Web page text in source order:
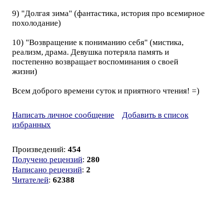
9) "Долгая зима" (фантастика, история про всемирное
похолодание)
10) "Возвращение к пониманию себя" (мистика,
реализм, драма. Девушка потеряла память и
постепенно возвращает воспоминания о своей
жизни)
Всем доброго времени суток и приятного чтения! =)
Написать личное сообщение
Добавить в список
избранных
Произведений: 454
Получено рецензий: 280
Написано рецензий: 2
Читателей: 62388